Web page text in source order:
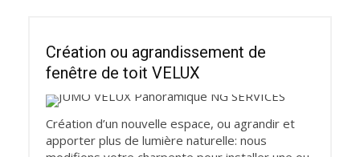
Création ou agrandissement de
fenêtre de toit VELUX
Création d’un nouvelle espace, ou agrandir et
apporter plus de lumière naturelle: nous